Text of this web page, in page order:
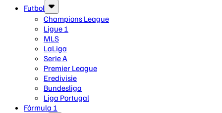
Futbol
Champions League
Ligue 1
MLS
LaLiga
Serie A
Premier League
Eredivisie
Bundesliga
Liga Portugal
Fórmula 1